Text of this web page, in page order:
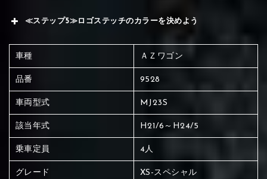
≪ステップ5≫ロゴステッチのカラーを決めよう
車種 ＡＺワゴン
品番 9528
車両型式 MJ23S
該当年式 H21/6～H24/5
乗車定員 4人
グレード XS-スペシャル